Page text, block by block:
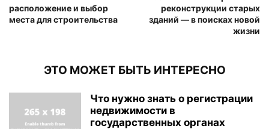
расположение и выбор
места для строительства
реконструкции старых
зданий — в поисках новой
жизни
ЭТО МОЖЕТ БЫТЬ ИНТЕРЕСНО
Что нужно знать о регистрации
недвижимости в
государственных органах